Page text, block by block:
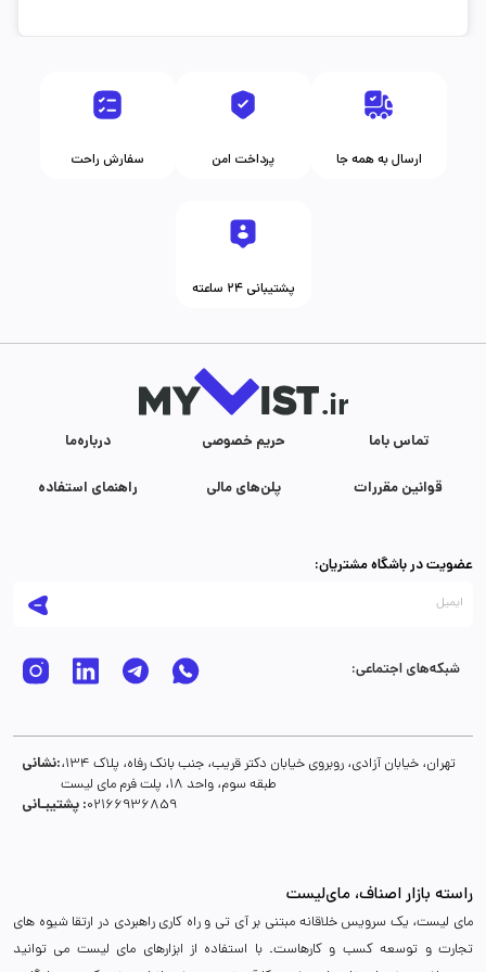
سفارش راحت پرداخت امن ارسال به همه جا
پشتیبانی ۲۴ ساعته
درباره‌ما حریم خصوصی تماس با‌ما
راهنمای استفاده پلن‌های مالی قوانین مقررات
عضویت در باشگاه مشتریان:
شبکه‌های اجتماعی:
نشانی:تهران، خیابان آزادی، روبروی خیابان دکتر قریب، جنب بانک رفاه، پلاک 134،
طبقه سوم، واحد 18، پلت فرم مای لیست
پشتیبـانی :02166936859
راسته بازار اصناف، مای‌لیست
مای لیست، یک سرویس خلاقانه مبتنی بر آی تی و راه کاری راهبردی در ارتقا شیوه های
تجارت و توسعه کسب و کارهاست. با استفاده از ابزارهای مای لیست می توانید